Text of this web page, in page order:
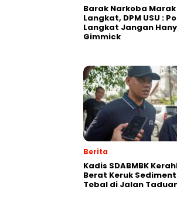
Barak Narkoba Marak
Langkat, DPM USU :
Langkat Jangan
Gimmick
Berita
Kadis SDABMBK
Berat Keruk
Tebal di Jalan